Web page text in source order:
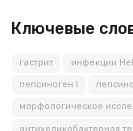
Ключевые
гастрит инфекции
пепсиноген I
морфологическое
антихеликобактерная